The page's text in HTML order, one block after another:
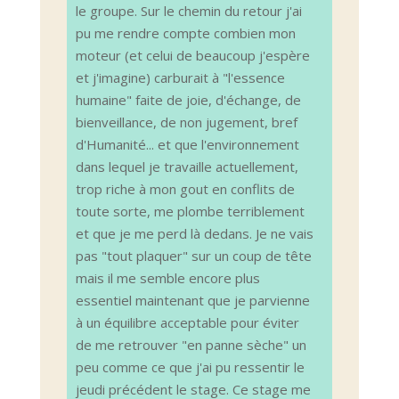
le groupe. Sur le chemin du retour j'ai
pu me rendre compte combien mon
moteur (et celui de beaucoup j'espère
et j'imagine) carburait à "l'essence
humaine" faite de joie, d'échange, de
bienveillance, de non jugement, bref
d'Humanité... et que l'environnement
dans lequel je travaille actuellement,
trop riche à mon gout en conflits de
toute sorte, me plombe terriblement
et que je me perd là dedans. Je ne vais
pas "tout plaquer" sur un coup de tête
mais il me semble encore plus
essentiel maintenant que je parvienne
à un équilibre acceptable pour éviter
de me retrouver "en panne sèche" un
peu comme ce que j'ai pu ressentir le
jeudi précédent le stage. Ce stage me